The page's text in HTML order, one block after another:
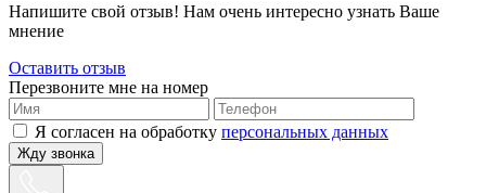
Напишите свой отзыв! Нам очень интересно узнать Ваше
мнение
Оставить отзыв
Перезвоните мне на номер
Я согласен на обработку персональных данных
Жду звонка